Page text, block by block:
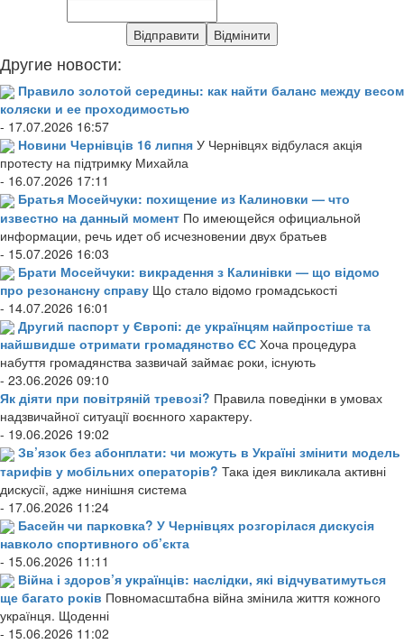
Другие новости:
Правило золотой середины: как найти баланс между весом
коляски и ее проходимостью
- 17.07.2026 16:57
Новини Чернівців 16 липня У Чернівцях відбулася акція
протесту на підтримку Михайла
- 16.07.2026 17:11
Братья Мосейчуки: похищение из Калиновки — что
известно на данный момент По имеющейся официальной
информации, речь идет об исчезновении двух братьев
- 15.07.2026 16:03
Брати Мосейчуки: викрадення з Калинівки — що відомо
про резонансну справу Що стало відомо громадськості
- 14.07.2026 16:01
Другий паспорт у Європі: де українцям найпростіше та
найшвидше отримати громадянство ЄС Хоча процедура
набуття громадянства зазвичай займає роки, існують
- 23.06.2026 09:10
Як діяти при повітряній тревозі? Правила поведінки в умовах
надзвичайної ситуації воєнного характеру.
- 19.06.2026 19:02
Зв’язок без абонплати: чи можуть в Україні змінити модель
тарифів у мобільних операторів? Така ідея викликала активні
дискусії, адже нинішня система
- 17.06.2026 11:24
Басейн чи парковка? У Чернівцях розгорілася дискусія
навколо спортивного об’єкта
- 15.06.2026 11:11
Війна і здоров’я українців: наслідки, які відчуватимуться
ще багато років Повномасштабна війна змінила життя кожного
українця. Щоденні
- 15.06.2026 11:02